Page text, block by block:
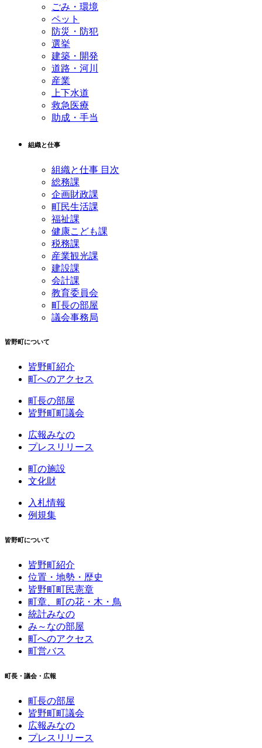
ごみ・環境
ペット
防災・防犯
選挙
建築・開発
道路・河川
産業
上下水道
救急医療
助成・手当
組織と仕事
組織と仕事 目次
総務課
企画財政課
町民生活課
福祉課
健康こども課
税務課
産業観光課
建設課
会計課
教育委員会
町長の部屋
議会事務局
皆野町について
皆野町紹介
町へのアクセス
町長の部屋
皆野町町議会
広報みなの
プレスリリース
町の施設
文化財
入札情報
例規集
皆野町について
皆野町紹介
位置・地勢・歴史
皆野町町民憲章
町章、町の花・木・鳥
統計みなの
み～なの部屋
町へのアクセス
町営バス
町長・議会・広報
町長の部屋
皆野町町議会
広報みなの
プレスリリース